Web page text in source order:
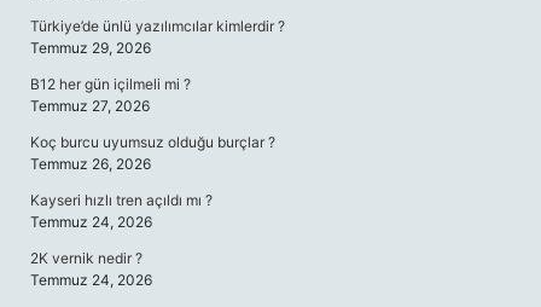
Türkiye’de ünlü yazılımcılar kimlerdir ?
Temmuz 29, 2026
B12 her gün içilmeli mi ?
Temmuz 27, 2026
Koç burcu uyumsuz olduğu burçlar ?
Temmuz 26, 2026
Kayseri hızlı tren açıldı mı ?
Temmuz 24, 2026
2K vernik nedir ?
Temmuz 24, 2026